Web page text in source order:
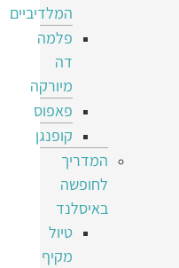
המלדיביים
פלמה
דה
מיורקה
פאפוס
קופנגן
המדריך
לחופשה
באיסלנד
טיול
מקיף